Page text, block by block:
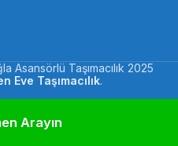
Asansörlü Taşımacılık 2025
Eve Taşımacılık.
Arayın